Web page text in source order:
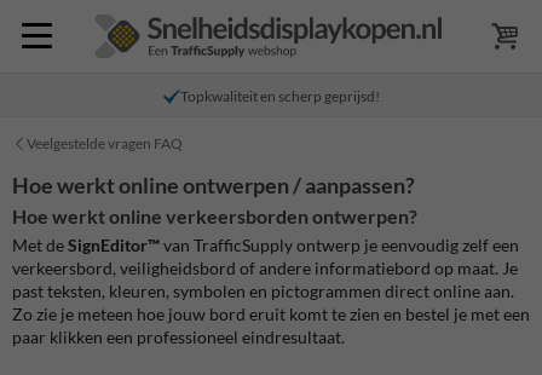
Topkwaliteit en scherp geprijsd!
Veelgestelde vragen FAQ
Hoe werkt online ontwerpen / aanpassen?
Hoe werkt online verkeersborden ontwerpen?
Met deSignEditor™van TrafficSupply ontwerp je eenvoudig zelf een
verkeersbord, veiligheidsbord of andere informatiebord op maat. Je
past teksten, kleuren, symbolen en pictogrammen direct online aan.
Zo zie je meteen hoe jouw bord eruit komt te zien en bestel je met een
paar klikken een professioneel eindresultaat.